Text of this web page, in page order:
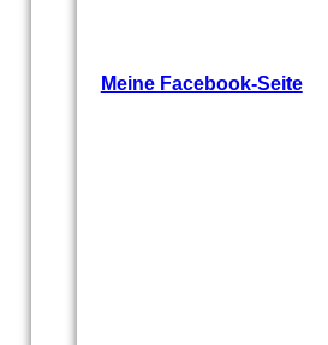
Meine Facebook-Seite